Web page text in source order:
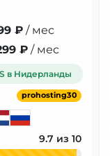
₽ / мес
₽ / мес
в Нидерланды
prohosting30
9.7